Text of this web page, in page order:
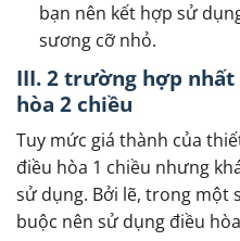
bạn nên kết hợp sử
sương cỡ nhỏ.
III. 2 trường hợp
hòa 2 chiều
Tuy mức giá thành của
điều hòa 1 chiều nhưng
sử dụng. Bởi lẽ, trong một
buộc nên sử dụng điều